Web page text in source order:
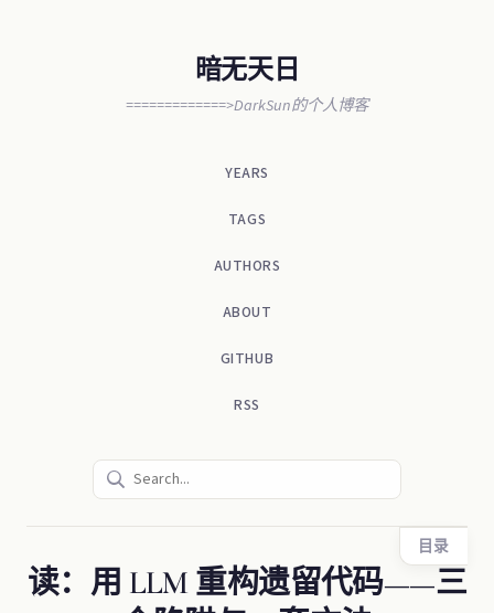
暗无天日
=============>DarkSun的个人博客
YEARS
TAGS
AUTHORS
ABOUT
GITHUB
RSS
读：用 LLM 重构遗留代码——三
目录